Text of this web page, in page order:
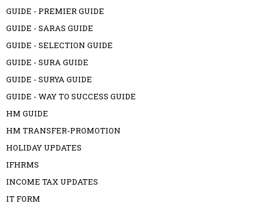
GUIDE - PREMIER GUIDE
GUIDE - SARAS GUIDE
GUIDE - SELECTION GUIDE
GUIDE - SURA GUIDE
GUIDE - SURYA GUIDE
GUIDE - WAY TO SUCCESS GUIDE
HM GUIDE
HM TRANSFER-PROMOTION
HOLIDAY UPDATES
IFHRMS
INCOME TAX UPDATES
IT FORM